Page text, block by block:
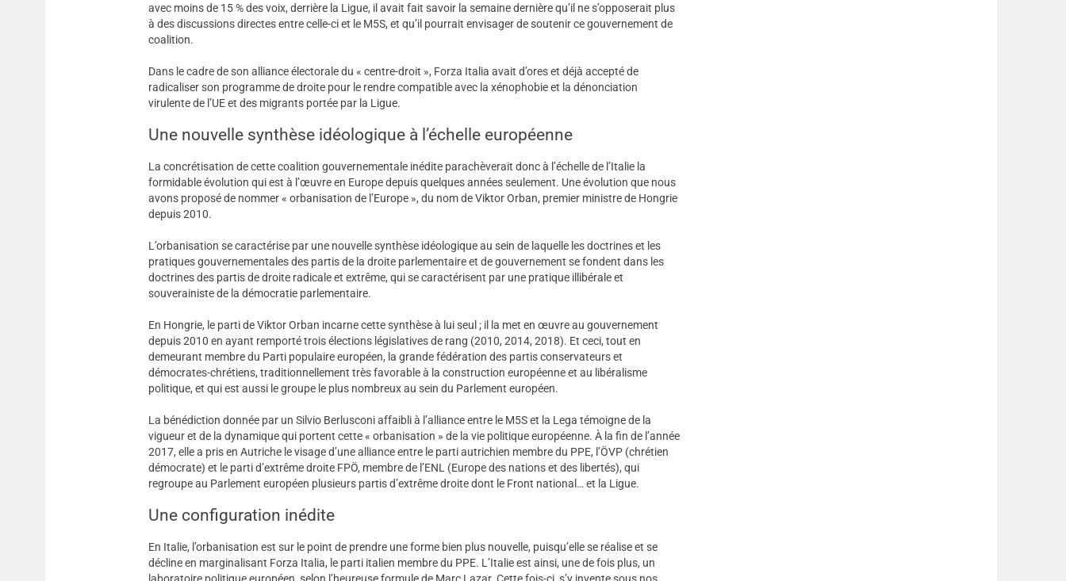
avec moins de 15 % des voix, derrière la Ligue, il avait fait savoir la semaine dernière qu’il ne s’opposerait plus
à des discussions directes entre celle-ci et le M5S, et qu’il pourrait envisager de soutenir ce gouvernement de
coalition.
Dans le cadre de son alliance électorale du « centre-droit », Forza Italia avait d’ores et déjà accepté de
radicaliser son programme de droite pour le rendre compatible avec la xénophobie et la dénonciation
virulente de l’UE et des migrants portée par la Ligue.
Une nouvelle synthèse idéologique à l’échelle européenne
La concrétisation de cette coalition gouvernementale inédite parachèverait donc à l’échelle de l’Italie la
formidable évolution qui est à l’œuvre en Europe depuis quelques années seulement. Une évolution que nous
avons proposé de nommer « orbanisation de l’Europe », du nom de Viktor Orban, premier ministre de Hongrie
depuis 2010.
L’orbanisation se caractérise par une nouvelle synthèse idéologique au sein de laquelle les doctrines et les
pratiques gouvernementales des partis de la droite parlementaire et de gouvernement se fondent dans les
doctrines des partis de droite radicale et extrême, qui se caractérisent par une pratique illibérale et
souverainiste de la démocratie parlementaire.
En Hongrie, le parti de Viktor Orban incarne cette synthèse à lui seul ; il la met en œuvre au gouvernement
depuis 2010 en ayant remporté trois élections législatives de rang (2010, 2014, 2018). Et ceci, tout en
demeurant membre du Parti populaire européen, la grande fédération des partis conservateurs et
démocrates-chrétiens, traditionnellement très favorable à la construction européenne et au libéralisme
politique, et qui est aussi le groupe le plus nombreux au sein du Parlement européen.
La bénédiction donnée par un Silvio Berlusconi affaibli à l’alliance entre le M5S et la Lega témoigne de la
vigueur et de la dynamique qui portent cette « orbanisation » de la vie politique européenne. À la fin de l’année
2017, elle a pris en Autriche le visage d’une alliance entre le parti autrichien membre du PPE, l’ÖVP (chrétien
démocrate) et le parti d’extrême droite FPÖ, membre de l’ENL (Europe des nations et des libertés), qui
regroupe au Parlement européen plusieurs partis d’extrême droite dont le Front national… et la Ligue.
Une configuration inédite
En Italie, l’orbanisation est sur le point de prendre une forme bien plus nouvelle, puisqu’elle se réalise et se
décline en marginalisant Forza Italia, le parti italien membre du PPE. L’Italie est ainsi, une de fois plus, un
laboratoire politique européen, selon l’heureuse formule de Marc Lazar. Cette fois-ci, s’y invente sous nos